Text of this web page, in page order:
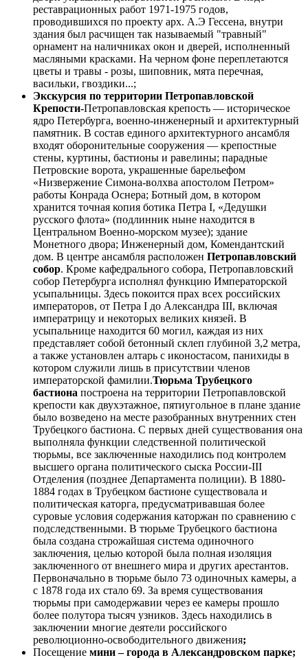
реставрационных работ 1971-1975 годов,
проводившихся по проекту арх. А.Э Гессена, внутри
здания был расчищен так называемый "травный"
орнамент на наличниках окон и дверей, исполненный
масляными красками. На черном фоне переплетаются
цветы и травы - розы, шиповник, мята перечная,
васильки, гвоздики...;
Экскурсия по территории Петропавловской
Крепости-Петропавловская крепость — историческое
ядро Петербурга, военно-инженерный и архитектурный
памятник. В состав единого архитектурного ансамбля
входят оборонительные сооружения — крепостные
стены, куртины, бастионы и равелины; парадные
Петровские ворота, украшенные барельефом
«Низвержение Симона-волхва апостолом Петром»
работы Конрада Оснера; Ботный дом, в котором
хранится точная копия ботика Петра I, «Дедушки
русского флота» (подлинник ныне находится в
Центральном Военно-морском музее); здание
Монетного двора; Инженерный дом, Комендантский
дом. В центре ансамбля расположен Петропавловский
собор. Кроме кафедрального собора, Петропавловский
собор Петербурга исполнял функцию Императорской
усыпальницы. Здесь покоится прах всех российских
императоров, от Петра I до Александра III, включая
императрицу и некоторых великих князей. В
усыпальнице находится 60 могил, каждая из них
представляет собой бетонный склеп глубиной 3,2 метра,
а также установлен алтарь с иконостасом, панихиды в
котором служили лишь в присутствии членов
императорской фамилии.Тюрьма Трубецкого
бастиона построена на территории Петропавловской
крепости как двухэтажное, пятиугольное в плане здание
было возведено на месте разобранных внутренних стен
Трубецкого бастиона. С первых дней существования она
выполняла функции следственной политической
тюрьмы, все заключенные находились под контролем
высшего органа политического сыска России-III
Отделения (позднее Департамента полиции). В 1880-
1884 годах в Трубецком бастионе существовала и
политическая каторга, предусматривавшая более
суровые условия содержания каторжан по сравнению с
подследственными. В тюрьме Трубецкого бастиона
была создана строжайшая система одиночного
заключения, целью которой была полная изоляция
заключенного от внешнего мира и других арестантов.
Первоначально в тюрьме было 73 одиночных камеры, а
с 1878 года их стало 69. За время существования
тюрьмы при самодержавии через ее камеры прошло
более полутора тысяч узников. Здесь находились в
заключении многие деятели российского
революционно-освободительного движения;
Посещение мини – города в Александровском парке;